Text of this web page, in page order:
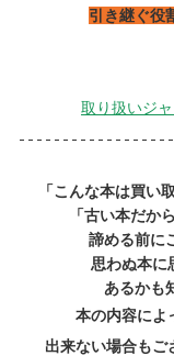
引き継ぐ役
取り扱いジ
「こんな本は買い
「古い本だか
諦める前に
思わぬ本に
あるかも
本の内容によ
出来ない場合もご